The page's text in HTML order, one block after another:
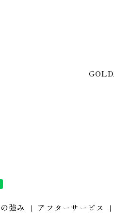
強み アフターサービス